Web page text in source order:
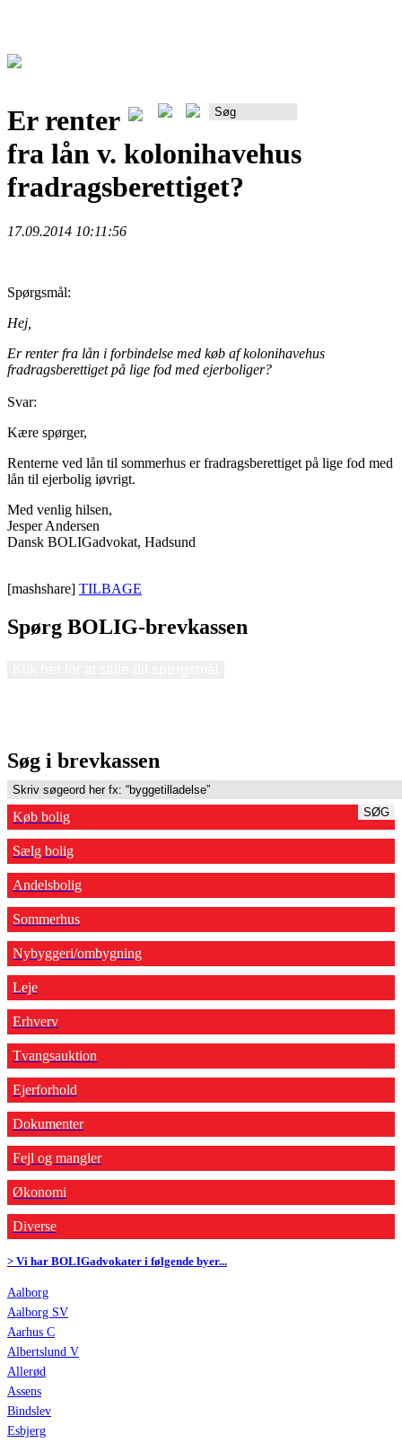
Er renter
fra lån v. kolonihavehus
fradragsberettiget?
17.09.2014 10:11:56
Spørgsmål:
Hej,
Er renter fra lån i forbindelse med køb af kolonihavehus
fradragsberettiget på lige fod med ejerboliger?
Svar:
Kære spørger,
Renterne ved lån til sommerhus er fradragsberettiget på lige fod med
lån til ejerbolig iøvrigt.
Med venlig hilsen,
Jesper Andersen
Dansk BOLIGadvokat, Hadsund
[mashshare] TILBAGE
Spørg BOLIG-brevkassen
Søg i brevkassen
SØG
Køb bolig
Sælg bolig
Andelsbolig
Sommerhus
Nybyggeri/ombygning
Leje
Erhverv
Tvangsauktion
Ejerforhold
Dokumenter
Fejl og mangler
Økonomi
Diverse
> Vi har BOLIGadvokater i følgende byer...
Aalborg
Aalborg SV
Aarhus C
Albertslund V
Allerød
Assens
Bindslev
Esbjerg